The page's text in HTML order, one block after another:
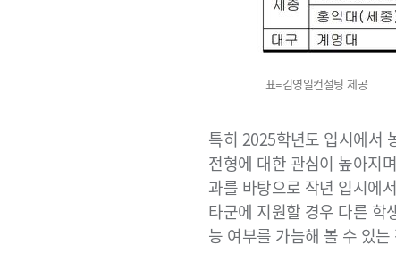
표=김영일컨설팅 제공
특히 2025학년도 입시에서
전형에 대한 관심이 높아지
과를 바탕으로 작년 입시에
타군에 지원할 경우 다른 학
능 여부를 가늠해 볼 수 있